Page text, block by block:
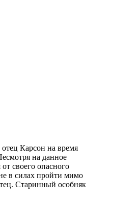
Карсон на время
на данное
своего опасного
в силах пройти мимо
Старинный особняк